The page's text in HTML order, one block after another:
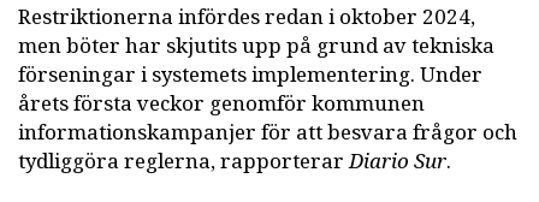
Restriktionerna infördes redan i oktober 2024,
men böter har skjutits upp på grund av tekniska
förseningar i systemets implementering. Under
årets första veckor genomför kommunen
informationskampanjer för att besvara frågor och
tydliggöra reglerna, rapporterarDiario Sur.